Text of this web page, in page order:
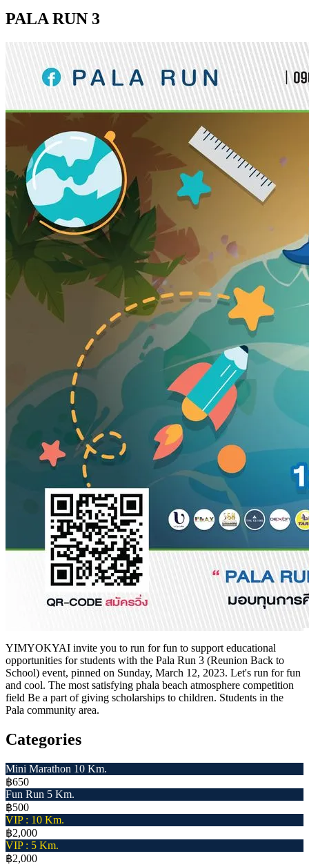
PALA RUN 3
YIMYOKYAI invite you to run for fun to support educational
opportunities for students with the Pala Run 3 (Reunion Back to
School) event, pinned on Sunday, March 12, 2023. Let's run for fun
and cool. The most satisfying phala beach atmosphere competition
field Be a part of giving scholarships to children. Students in the
Pala community area.
Categories
Mini Marathon 10 Km.
฿650
Fun Run 5 Km.
฿500
VIP : 10 Km.
฿2,000
VIP : 5 Km.
฿2,000